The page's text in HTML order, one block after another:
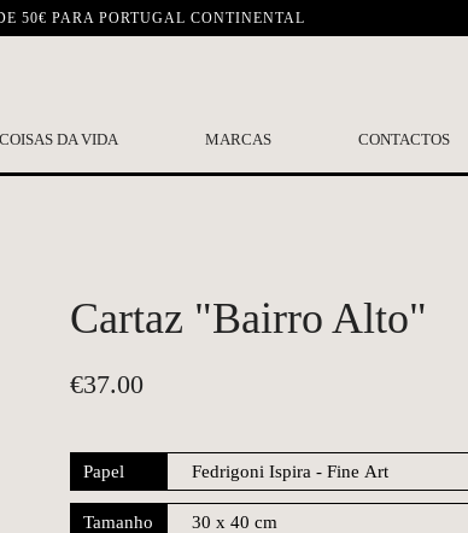
50€ PARA PORTUGAL CONTINENTAL
COISAS DA VIDA MARCAS CONTACTOS
Cartaz "Bairro Alto"
€37.00
Papel
Tamanho